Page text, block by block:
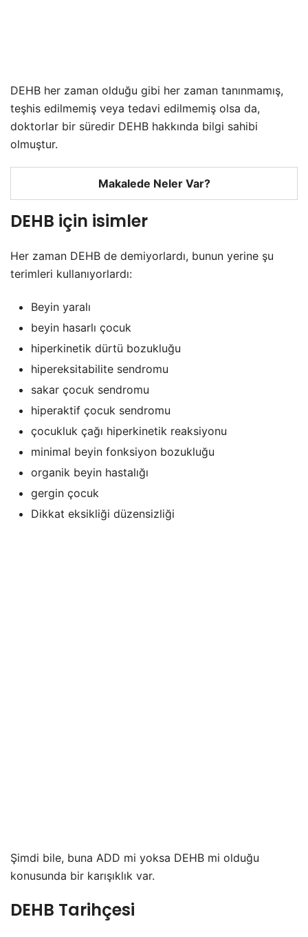
DEHB her zaman olduğu gibi her zaman tanınmamış,
teşhis edilmemiş veya tedavi edilmemiş olsa da,
doktorlar bir süredir DEHB hakkında bilgi sahibi
olmuştur.
Makalede Neler Var?
DEHB için isimler
Her zaman DEHB de demiyorlardı, bunun yerine şu
terimleri kullanıyorlardı:
Beyin yaralı
beyin hasarlı çocuk
hiperkinetik dürtü bozukluğu
hipereksitabilite sendromu
sakar çocuk sendromu
hiperaktif çocuk sendromu
çocukluk çağı hiperkinetik reaksiyonu
minimal beyin fonksiyon bozukluğu
organik beyin hastalığı
gergin çocuk
Dikkat eksikliği düzensizliği
Şimdi bile, buna ADD mi yoksa DEHB mi olduğu
konusunda bir karışıklık var.
DEHB Tarihçesi